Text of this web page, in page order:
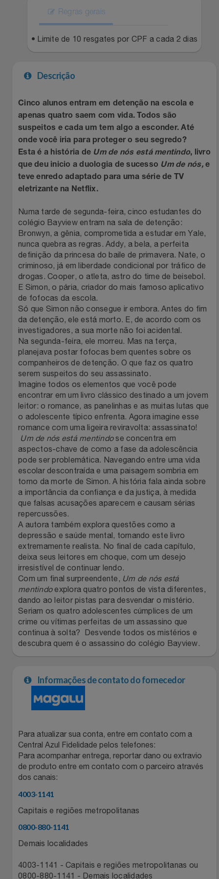
Informática
Livros
Malas E Mochilas
Mercado
Natal
Notebooks E Tablet
Papelaria
Páscoa
Perfumaria
Perfume
Perfumes
Relógios
Saúde E Bem-Estar
Utilidades Industriais
Loccitane Au Bresil
Meu Resgate Favorito
Mormaii
Natura
Netshoes
Oster
Perfumes & Cosméticos
Ponto Frio
Portal Das Malas
Porto Brasil
Renner
Safe – Escola De Aviação
Stanley Pmi
The Bar
Top Store
Tramontina
Três Corações
Weconnect
Pet Love Saúde
Portal Das Malas
Sams Club
Regras gerais
• Limite de 10 resgates por CPF a cada 2 dias
Descrição
Cinco alunos entram em detenção na escola e
apenas quatro saem com vida. Todos são
suspeitos e cada um tem algo a esconder. Até
onde você iria para proteger o seu segredo?
Esta é a história de Um de nós está mentindo, livro
que deu inicio a duologia de sucesso Um de nós,e
teve enredo adaptado para uma série de TV
eletrizante na Netflix.
Numa tarde de segunda-feira, cinco estudantes do
colégio Bayview entram na sala de detenção:
Bronwyn, a gênia, comprometida a estudar em Yale,
nunca quebra as regras. Addy, a bela, a perfeita
definição da princesa do baile de primavera. Nate, o
criminoso, já em liberdade condicional por tráfico de
drogas. Cooper, o atleta, astro do time de beisebol.
E Simon, o pária, criador do mais famoso aplicativo
de fofocas da escola.
Só que Simon não consegue ir embora. Antes do fim
da detenção, ele está morto. E, de acordo com os
investigadores, a sua morte não foi acidental.
Na segunda-feira, ele morreu. Mas na terça,
planejava postar fofocas bem quentes sobre os
companheiros de detenção. O que faz os quatro
serem suspeitos do seu assassinato.
Imagine todos os elementos que você pode
encontrar em um livro clássico destinado a um jovem
leitor: o romance, as panelinhas e as muitas lutas que
o adolescente típico enfrenta. Agora imagine esse
romance com uma ligeira reviravolta: assassinato!
Um de nós está mentindose concentra em
aspectos-chave de como a fase da adolescência
pode ser problemática. Navegando entre uma vida
escolar descontraída e uma paisagem sombria em
torno da morte de Simon. A história fala ainda sobre
a importância da confiança e da justiça, à medida
que falsas acusações aparecem e causam sérias
repercussões.
A autora também explora questões como a
depressão e saúde mental, tornando este livro
extremamente realista. No final de cada capítulo,
deixa seus leitores em choque, com um desejo
irresistível de continuar lendo.
Com um final surpreendente, Um de nós está
mentindoexplora quatro pontos de vista diferentes,
dando ao leitor pistas para desvendar o mistério.
Seriam os quatro adolescentes cúmplices de um
crime ou vítimas perfeitas de um assassino que
continua à solta? Desvende todos os mistérios e
descubra quem é o assassino do colégio Bayview.
Informações de contato do fornecedor
Para atualizar sua conta, entre em contato com a
Central Azul Fidelidade pelos telefones:
Para acompanhar entrega, reportar dano ou extravio
de produto entre em contato com o parceiro através
dos canais:
4003-1141
Capitais e regiões metropolitanas
0800-880-1141
Demais localidades
4003-1141 - Capitais e regiões metropolitanas ou
0800-880-1141 - Demais localidades